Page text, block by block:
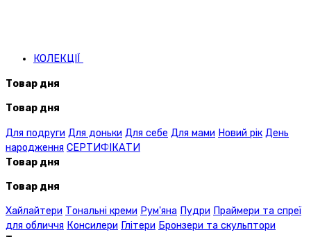
КОЛЕКЦІЇ
Товар дня
Товар дня
Для подруги Для доньки Для себе Для мами Новий рік День
народження СЕРТИФІКАТИ
Товар дня
Товар дня
Хайлайтери Тональні креми Рум'яна Пудри Праймери та спреї
для обличчя Консилери Глітери Бронзери та скульптори